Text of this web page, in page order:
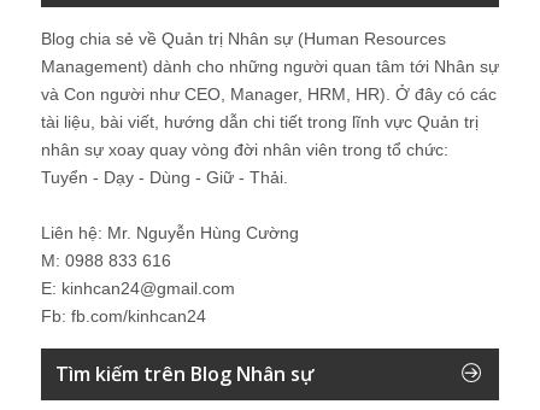
Blog chia sẻ về Quản trị Nhân sự (Human Resources
Management) dành cho những người quan tâm tới Nhân sự
và Con người như CEO, Manager, HRM, HR). Ở đây có các
tài liệu, bài viết, hướng dẫn chi tiết trong lĩnh vực Quản trị
nhân sự xoay quay vòng đời nhân viên trong tổ chức:
Tuyển - Dạy - Dùng - Giữ - Thải.
Liên hệ: Mr. Nguyễn Hùng Cường
M: 0988 833 616
E: kinhcan24@gmail.com
Fb: fb.com/kinhcan24
Tìm kiếm trên Blog Nhân sự